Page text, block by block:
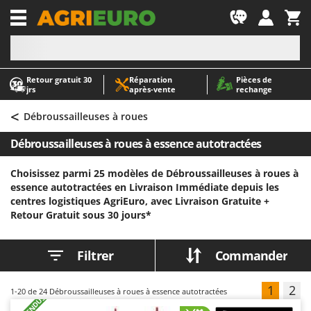
Retour gratuit 30
jrs
Réparation
après‑vente
Pièces de
rechange
-1
A
Abris de jardin
Accessoires pour tracteurs tondeuses autoportés
Aérateurs Scarificateurs pour gazon
Arracheuses de pommes de terre pour tracteur
Aspirateurs - Balais Électriques
Aspirateurs à cendres
Aspirateurs à feuilles sur roues
Aspirateurs de piscine
Aspirateurs Multifonctions
Atomiseurs pour traitements
A
AgriEuro Premium
AgriEuro TOP-LINE
AGT
Aima
Airmec
AL-KO
ALA 2000
Alce
Ama
< Débroussailleuses à roues
Débroussailleuses à roues à essence autotractées
Choisissez parmi 25 modèles de Débroussailleuses à roues à
essence autotractées en Livraison Immédiate depuis les
centres logistiques AgriEuro, avec Livraison Gratuite +
Retour Gratuit sous 30 jours*
Filtrer Commander
1-20 de 24 Débroussailleuses à roues à essence autotractées 1 2